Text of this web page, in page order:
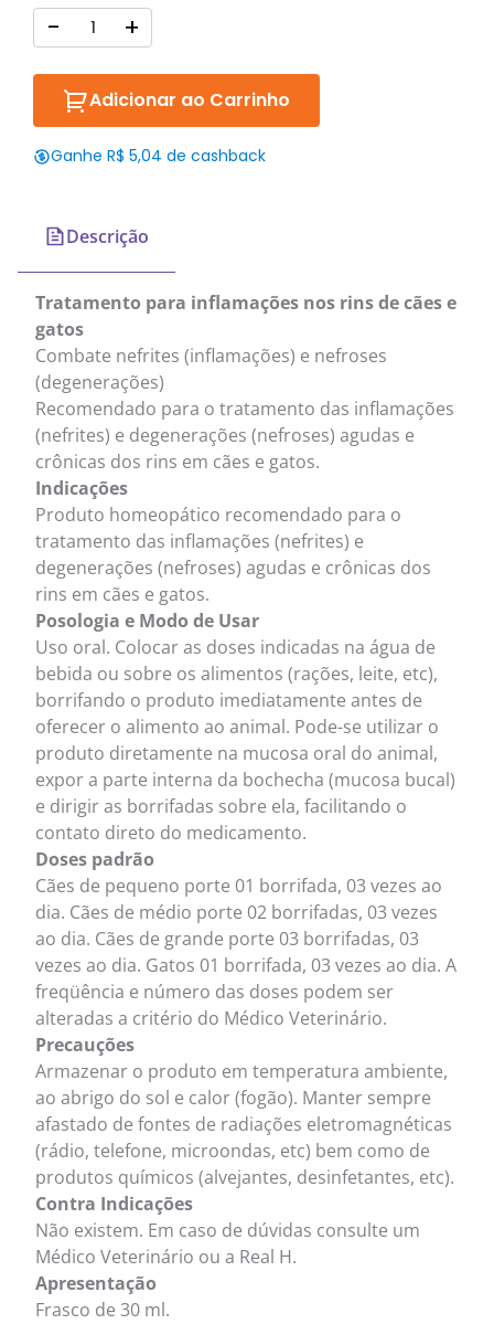
- +
Adicionar ao Carrinho
Ganhe R$ 5,04 de cashback
Descrição
Tratamento para inflamações nos rins de cães e
gatos
Combate nefrites (inflamações) e nefroses
(degenerações)
Recomendado para o tratamento das inflamações
(nefrites) e degenerações (nefroses) agudas e
crônicas dos rins em cães e gatos.
Indicações
Produto homeopático recomendado para o
tratamento das inflamações (nefrites) e
degenerações (nefroses) agudas e crônicas dos
rins em cães e gatos.
Posologia e Modo de Usar
Uso oral. Colocar as doses indicadas na água de
bebida ou sobre os alimentos (rações, leite, etc),
borrifando o produto imediatamente antes de
oferecer o alimento ao animal. Pode-se utilizar o
produto diretamente na mucosa oral do animal,
expor a parte interna da bochecha (mucosa bucal)
e dirigir as borrifadas sobre ela, facilitando o
contato direto do medicamento.
Doses padrão
Cães de pequeno porte 01 borrifada, 03 vezes ao
dia. Cães de médio porte 02 borrifadas, 03 vezes
ao dia. Cães de grande porte 03 borrifadas, 03
vezes ao dia. Gatos 01 borrifada, 03 vezes ao dia. A
freqüência e número das doses podem ser
alteradas a critério do Médico Veterinário.
Precauções
Armazenar o produto em temperatura ambiente,
ao abrigo do sol e calor (fogão). Manter sempre
afastado de fontes de radiações eletromagnéticas
(rádio, telefone, microondas, etc) bem como de
produtos químicos (alvejantes, desinfetantes, etc).
Contra Indicações
Não existem. Em caso de dúvidas consulte um
Médico Veterinário ou a Real H.
Apresentação
Frasco de 30 ml.